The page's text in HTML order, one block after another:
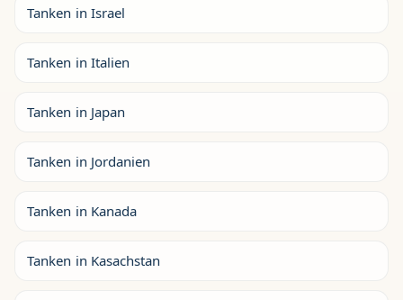
Tanken in Israel
Tanken in Italien
Tanken in Japan
Tanken in Jordanien
Tanken in Kanada
Tanken in Kasachstan